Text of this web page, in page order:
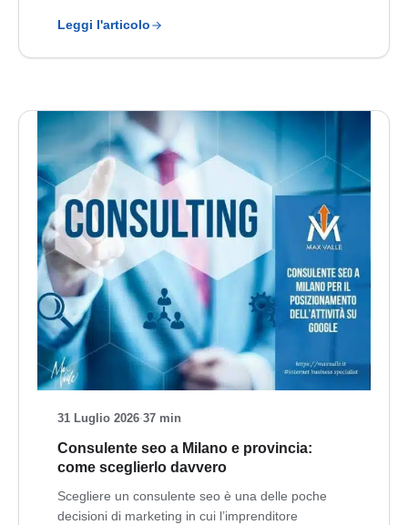
Leggi l'articolo
31 Luglio 2026·37 min
Consulente seo a Milano e provincia:
come sceglierlo davvero
Scegliere un consulente seo è una delle poche
decisioni di marketing in cui l’imprenditore